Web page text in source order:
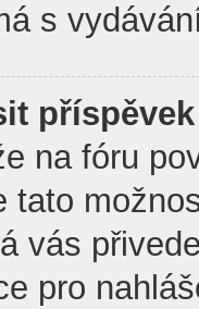
s
na fóru
tato
vás
pro